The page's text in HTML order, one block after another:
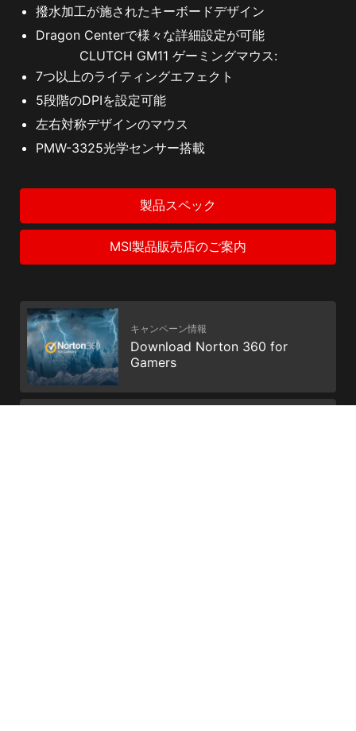
撥水加工が施されたキーボードデザイン
Dragon Centerで様々な詳細設定が可能
CLUTCH GM11 ゲーミングマウス:
7つ以上のライティングエフェクト
5段階のDPIを設定可能
左右対称デザインのマウス
PMW-3325光学センサー搭載
製品スペック
MSI製品販売店のご案内
キャンペーン情報
Download Norton 360 for
Gamers